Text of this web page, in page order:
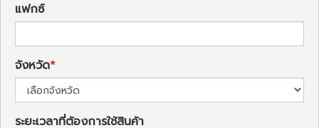
แฟกซ์
จังหวัด
ระยะเวลาที่ต้องการใช้สินค้า